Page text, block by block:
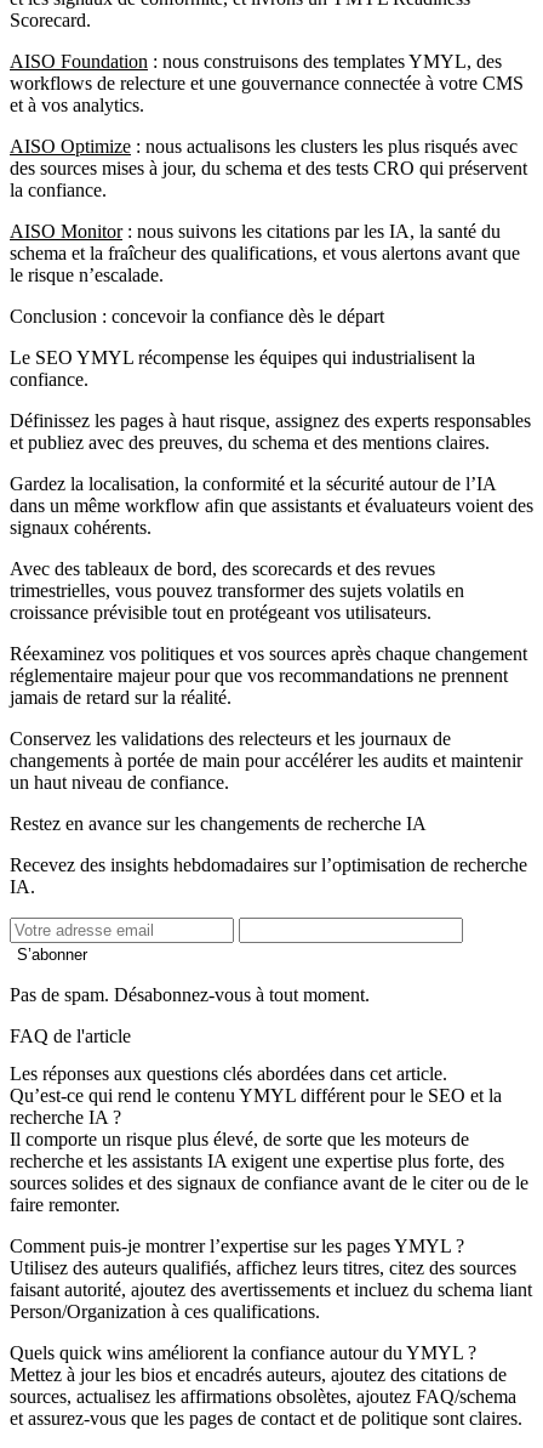
Scorecard.
AISO Foundation : nous construisons des templates YMYL, des
workflows de relecture et une gouvernance connectée à votre CMS
et à vos analytics.
AISO Optimize : nous actualisons les clusters les plus risqués avec
des sources mises à jour, du schema et des tests CRO qui préservent
la confiance.
AISO Monitor: nous suivons les citations par les IA, la santé du
schema et la fraîcheur des qualifications, et vous alertons avant que
le risque n’escalade.
Conclusion : concevoir la confiance dès le départ
Le SEO YMYL récompense les équipes qui industrialisent la
confiance.
Définissez les pages à haut risque, assignez des experts responsables
et publiez avec des preuves, du schema et des mentions claires.
Gardez la localisation, la conformité et la sécurité autour de l’IA
dans un même workflow afin que assistants et évaluateurs voient des
signaux cohérents.
Avec des tableaux de bord, des scorecards et des revues
trimestrielles, vous pouvez transformer des sujets volatils en
croissance prévisible tout en protégeant vos utilisateurs.
Réexaminez vos politiques et vos sources après chaque changement
réglementaire majeur pour que vos recommandations ne prennent
jamais de retard sur la réalité.
Conservez les validations des relecteurs et les journaux de
changements à portée de main pour accélérer les audits et maintenir
un haut niveau de confiance.
Restez en avance sur les changements de recherche IA
Recevez des insights hebdomadaires sur l’optimisation de recherche
IA.
S’abonner
Pas de spam. Désabonnez-vous à tout moment.
FAQ de l'article
Les réponses aux questions clés abordées dans cet article.
Qu’est‑ce qui rend le contenu YMYL différent pour le SEO et la
recherche IA ?
Il comporte un risque plus élevé, de sorte que les moteurs de
recherche et les assistants IA exigent une expertise plus forte, des
sources solides et des signaux de confiance avant de le citer ou de le
faire remonter.
Comment puis‑je montrer l’expertise sur les pages YMYL ?
Utilisez des auteurs qualifiés, affichez leurs titres, citez des sources
faisant autorité, ajoutez des avertissements et incluez du schema liant
Person/Organization à ces qualifications.
Quels quick wins améliorent la confiance autour du YMYL ?
Mettez à jour les bios et encadrés auteurs, ajoutez des citations de
sources, actualisez les affirmations obsolètes, ajoutez FAQ/schema
et assurez‑vous que les pages de contact et de politique sont claires.